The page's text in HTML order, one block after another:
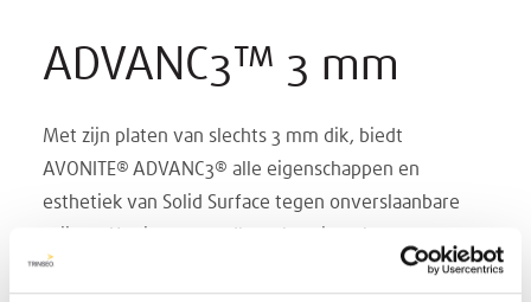
ADVANC3™ 3 mm
Met zijn platen van slechts 3 mm dik, biedt
AVONITE® ADVANC3® alle eigenschappen en
esthetiek van Solid Surface tegen onverslaanbare
hygiënisch oppervlak dat geweldig is voor